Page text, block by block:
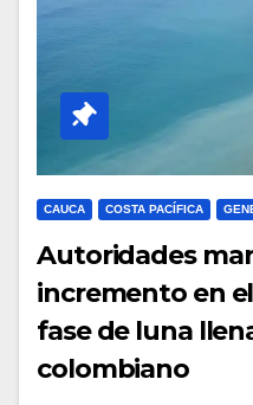
CAUCA COSTA PACÍFICA
Autoridades
incremento en
fase de luna
colombiano